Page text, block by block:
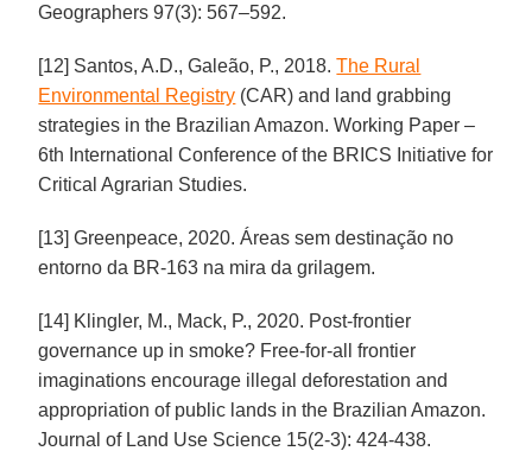
Geographers 97(3): 567–592.
[12] Santos, A.D., Galeão, P., 2018.The Rural
Environmental Registry (CAR) and land grabbing
strategies in the Brazilian Amazon. Working Paper –
6th International Conference of the BRICS Initiative for
Critical Agrarian Studies.
[13] Greenpeace, 2020. Áreas sem destinação no
entorno da BR-163 na mira da grilagem.
[14] Klingler, M., Mack, P., 2020. Post-frontier
governance up in smoke? Free-for-all frontier
imaginations encourage illegal deforestation and
appropriation of public lands in the Brazilian Amazon.
Journal of Land Use Science 15(2-3): 424-438.